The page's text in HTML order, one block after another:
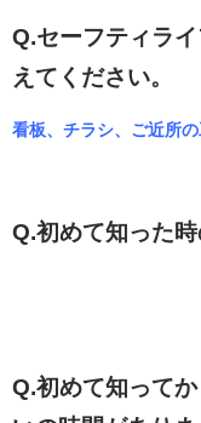
Q.セーフティラ
えてください。
看板、チラシ、ご近所
Q.初めて知った
Q.初めて知って